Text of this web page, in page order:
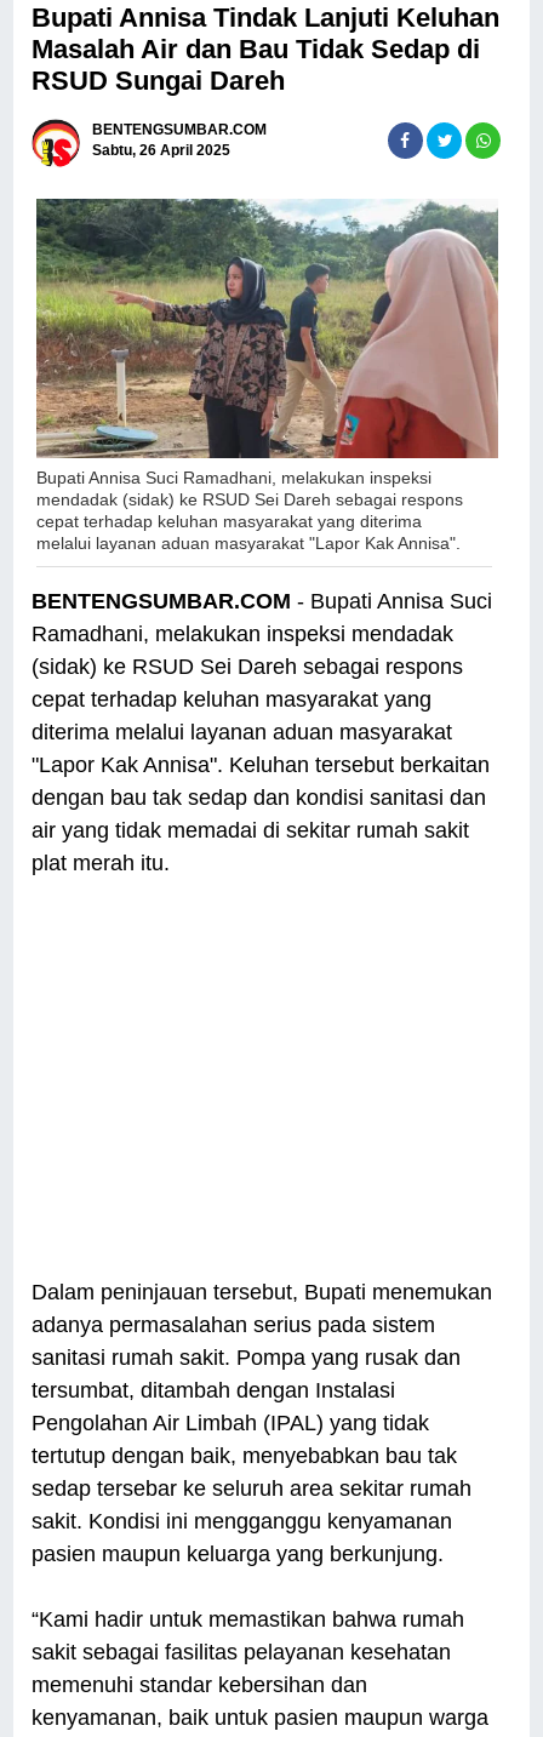
Bupati Annisa Tindak Lanjuti Keluhan
Masalah Air dan Bau Tidak Sedap di
RSUD Sungai Dareh
BENTENGSUMBAR.COM
Sabtu, 26 April 2025
Bupati Annisa Suci Ramadhani, melakukan inspeksi
mendadak (sidak) ke RSUD Sei Dareh sebagai respons
cepat terhadap keluhan masyarakat yang diterima
melalui layanan aduan masyarakat "Lapor Kak Annisa".
BENTENGSUMBAR.COM - Bupati Annisa Suci
Ramadhani, melakukan inspeksi mendadak
(sidak) ke RSUD Sei Dareh sebagai respons
cepat terhadap keluhan masyarakat yang
diterima melalui layanan aduan masyarakat
"Lapor Kak Annisa". Keluhan tersebut berkaitan
dengan bau tak sedap dan kondisi sanitasi dan
air yang tidak memadai di sekitar rumah sakit
plat merah itu.
Dalam peninjauan tersebut, Bupati menemukan
adanya permasalahan serius pada sistem
sanitasi rumah sakit. Pompa yang rusak dan
tersumbat, ditambah dengan Instalasi
Pengolahan Air Limbah (IPAL) yang tidak
tertutup dengan baik, menyebabkan bau tak
sedap tersebar ke seluruh area sekitar rumah
sakit. Kondisi ini mengganggu kenyamanan
pasien maupun keluarga yang berkunjung.
“Kami hadir untuk memastikan bahwa rumah
sakit sebagai fasilitas pelayanan kesehatan
memenuhi standar kebersihan dan
kenyamanan, baik untuk pasien maupun warga